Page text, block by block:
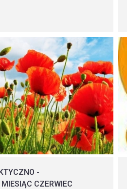
-
CZERWIEC